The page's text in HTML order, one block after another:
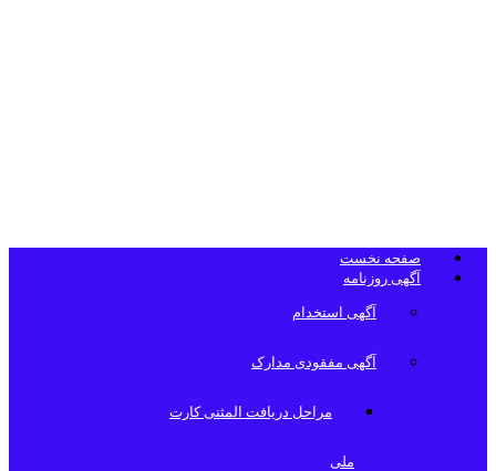
صفحه نخست
آگهی روزنامه
آگهی استخدام
آگهی مفقودی مدارک
مراحل دریافت المثنی کارت
ملی